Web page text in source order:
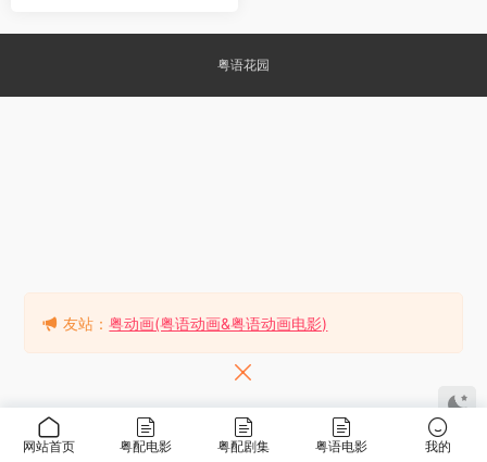
道 Mad Max: Fury Road
粤语花园
网站首页 粤配电影 粤配剧集 粤语电影 我的
友站：粤动画(粤语动画&粤语动画电影)